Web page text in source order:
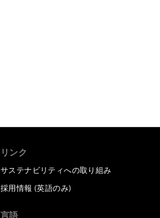
リンク
サステナビリティへの取り組み
採用情報 (英語のみ)
言語